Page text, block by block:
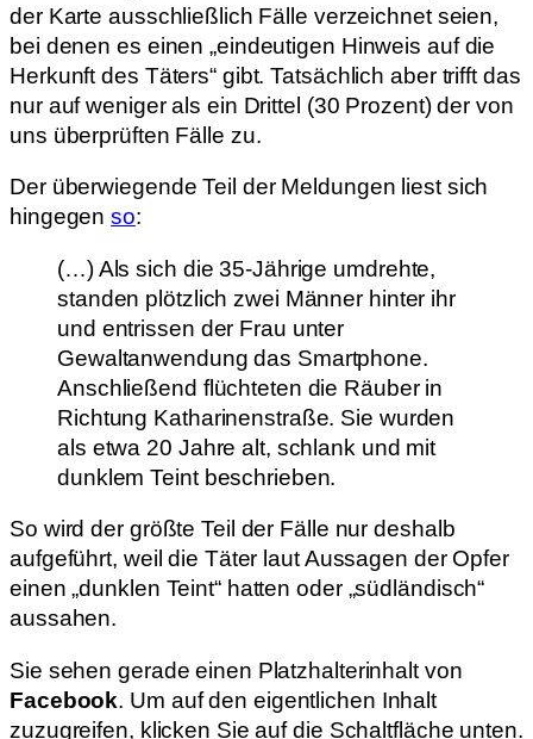
der Karte ausschließlich Fälle verzeichnet seien,
bei denen es einen „eindeutigen Hinweis auf die
Herkunft des Täters“ gibt. Tatsächlich aber trifft das
nur auf weniger als ein Drittel (30 Prozent) der von
uns überprüften Fälle zu.
Der überwiegende Teil der Meldungen liest sich
hingegenso:
(…) Als sich die 35-Jährige umdrehte,
standen plötzlich zwei Männer hinter ihr
und entrissen der Frau unter
Gewaltanwendung das Smartphone.
Anschließend flüchteten die Räuber in
Richtung Katharinenstraße. Sie wurden
als etwa 20 Jahre alt, schlank und mit
dunklem Teint beschrieben.
So wird der größte Teil der Fälle nur deshalb
aufgeführt, weil die Täter laut Aussagen der Opfer
einen „dunklen Teint“ hatten oder „südländisch“
aussahen.
Sie sehen gerade einen Platzhalterinhalt von
Facebook. Um auf den eigentlichen Inhalt
zuzugreifen, klicken Sie auf die Schaltfläche unten.